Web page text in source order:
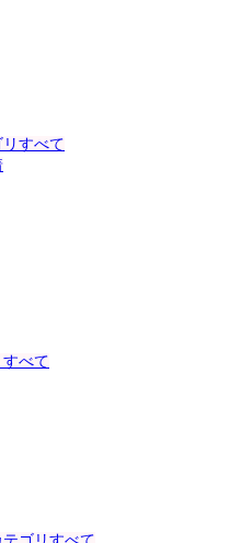
すべて
べて